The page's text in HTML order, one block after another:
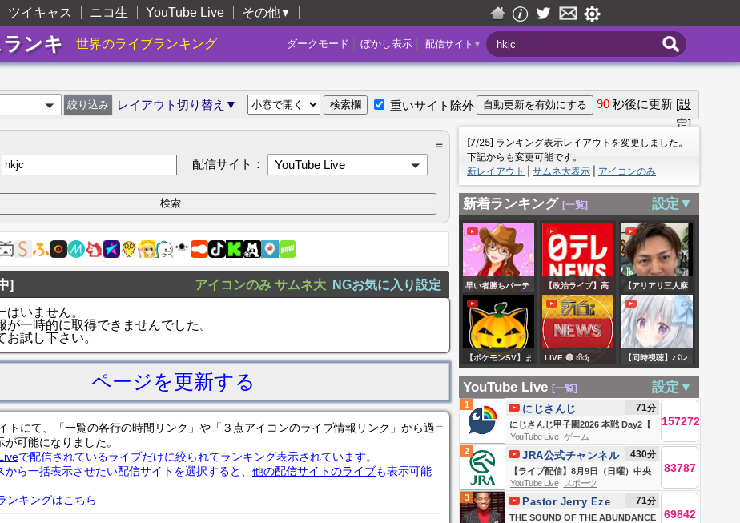
ツイキャス ニコ生 YouTube Live その他▼
ンキ
世界のライブランキング 配信サイト ▼
ぼかし表示
ダークモード
レイアウト切り替え▼ 重いサイト除外 90 秒後に更新 [設
定]
＝
配信サイト：
YouTube Live
] アイコンのみ サムネ大
NGお気に入り設定
いません。
が一時的に取得できませんでした。
試し下さい。
ページを更新する
＝
トにて、「一覧の各行の時間リンク」や「３点アイコンのライブ情報リンク」から過
可能になりました。
で配信されているライブだけに絞られてランキング表示されています。
から一括表示させたい配信サイトを選択すると、 他の配信サイトのライブも表示可能
ンキングはこちら
[7/25] ランキング表示レイアウトを変更しました。
下記からも変更可能です。
新レイアウト
サムネ大表示 アイコンのみ
新着ランキング [一覧] 設定▼
早い者勝ちパーテ
ィー参加型 リロー
ドカスタムマッチ
＆クリエ コメン
ト読みます #フォー
トナイト #縦型ラ
イブ #初心者大歓
迎 #フォートナイ
トライブ配信中 #
ゲーム実況
【政治ライブ】高
市首相 長崎の平
和祈念式典で「非
核三原則を堅持し
ており」 会見で
として堅持してい
る」と改めて強調
──政治ニュースま
とめ （日テレ
NEWS LIVE）
【アリアリ三人麻
雀】アンチ少ない
ですね！ウケる
【ポケモンSV】ま
だ終わってない!! ♀
しい!! 白すじバスラ
オやヒンバスの色
証厳選する大チャ
ンスイベント!? 雑
談しながら色証厳
選配信!!【色違い厳
LIVE 🔴 හිරු
මධ්‍යාහ්න 11.55
ප්‍රධාන ප්‍රවෘත්ති
ප්‍රකාශය - Hiru TV
NEWS 11:55AM
LIVE | 2026-08-09
【同時視聴】パレ
プロ感謝祭2026の
ライブパートを見
ながら振り返り
鳴ハノン】
YouTube Live [一覧] 設定▼
1
にじさんじ甲子園2026 本戦 Day2【
#にじ甲2026_Day2 】
にじさんじ 71分
157272
YouTube Live ゲーム
2
【ライブ配信】8月9日（日曜）中央
競馬全レース中継（新潟・中京・札
幌）
JRA公式チャンネル 430分
83787
YouTube Live
スポーツ
3
THE SOUND OF THE ABUNDANCE
Pastor Jerry Eze 71分
69842